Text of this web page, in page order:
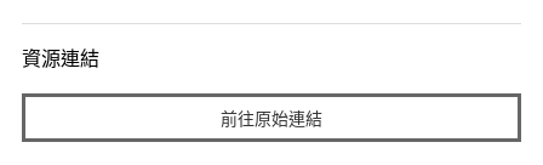
資源連結
前往原始連結